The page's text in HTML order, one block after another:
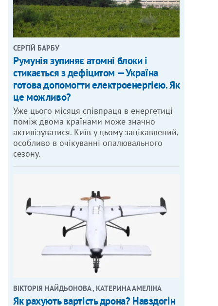
СЕРГІЙ БАРБУ
Румунія зупиняє атомні блоки і
стикається з дефіцитом — Україна
готова допомогти електроенергією. Як
це можливо?
Уже цього місяця співпраця в енергетиці
поміж двома країнами може значно
активізуватися. Київ у цьому зацікавлений,
особливо в очікуванні опалювального
сезону.
ВІКТОРІЯ НАЙДЬОНОВА , КАТЕРИНА АМЕЛІНА
Як рахують вартість дрона? Навздогін